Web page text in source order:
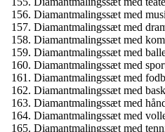
Diamantmalingssæt med
Diamantmalingssæt med
Diamantmalingssæt med
Diamantmalingssæt med
Diamantmalingssæt med
Diamantmalingssæt med
Diamantmalingssæt med
Diamantmalingssæt med
Diamantmalingssæt med
Diamantmalingssæt med